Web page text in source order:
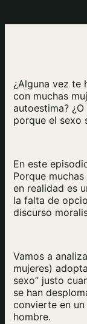
¿Alguna vez te
con muchas
autoestima?
porque el sexo
En este
Porque
en realidad es
la falta de
discurso
Vamos a
mujeres)
sexo” justo
se han
convierte en
hombre.